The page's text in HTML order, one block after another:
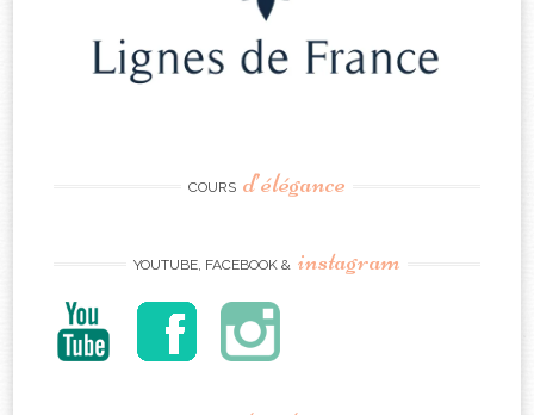
COURS d’élégance
YOUTUBE, FACEBOOK & instagram